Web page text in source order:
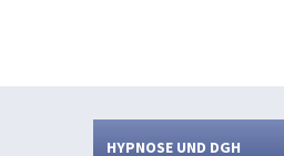
HYPNOSE UND DGH